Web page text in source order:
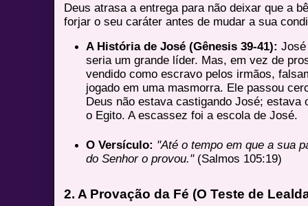
Deus atrasa a entrega para não deixar que a
forjar o seu caráter antes de mudar a sua
A História de José (Gênesis 39-41):
seria um grande líder. Mas, em vez de
vendido como escravo pelos irmãos,
jogado em uma masmorra. Ele passou
Deus não estava castigando José; estava
o Egito. A escassez foi a escola de José.
O Versículo: "Até o tempo em que a sua
do Senhor o provou."(Salmos 105:19)
2. A Provação da Fé (O Teste de